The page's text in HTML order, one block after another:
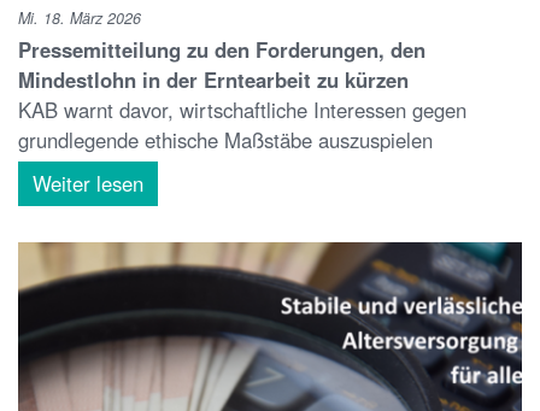
Mi. 18. März 2026
Pressemitteilung zu den Forderungen, den
Mindestlohn in der Erntearbeit zu kürzen
KAB warnt davor, wirtschaftliche Interessen gegen
grundlegende ethische Maßstäbe auszuspielen
Weiter lesen